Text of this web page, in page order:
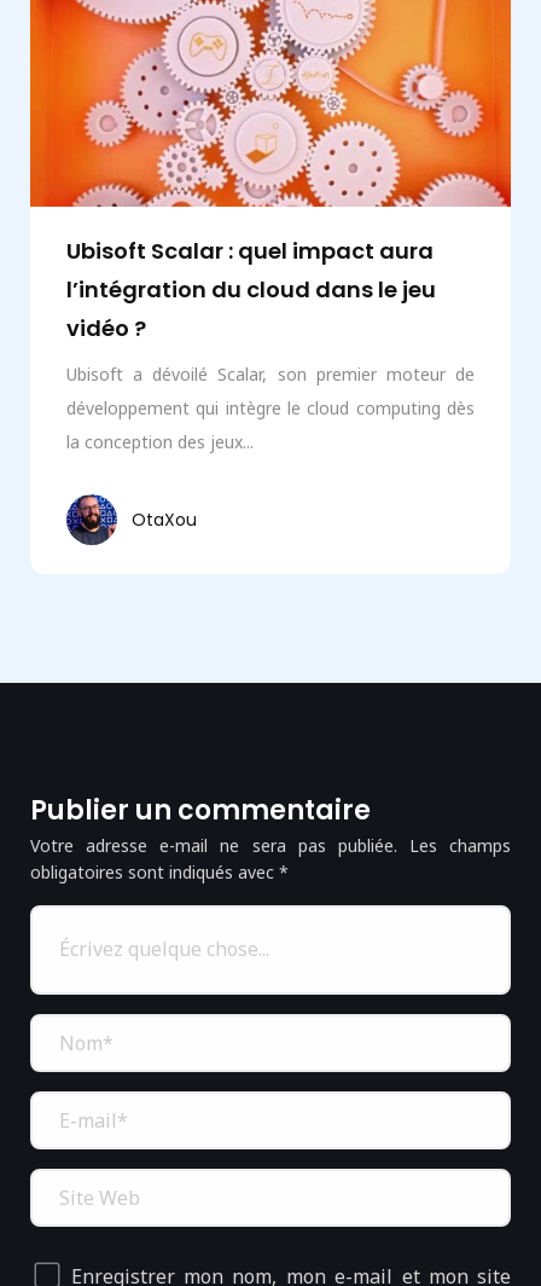
Ubisoft Scalar : quel impact aura
l’intégration du cloud dans le jeu
vidéo ?
Ubisoft a dévoilé Scalar, son premier moteur de
développement qui intègre le cloud computing dès
la conception des jeux...
OtaXou
Publier un commentaire
Votre adresse e-mail ne sera pas publiée.
Les champs
obligatoires sont indiqués avec *
Enregistrer mon nom, mon e-mail et mon site